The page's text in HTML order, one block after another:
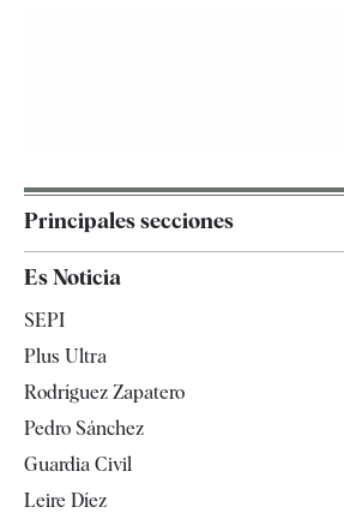
Principales secciones
Televisión
Es Noticia
SEPI
Plus Ultra
Rodríguez Zapatero
Pedro Sánchez
Guardia Civil
Leire Díez